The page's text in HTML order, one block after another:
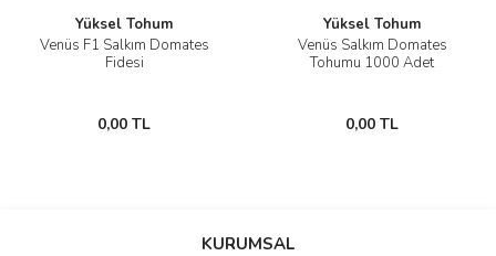
Yüksel Tohum
Venüs F1 Salkım Domates
Fidesi
0,00 TL
Yüksel Tohum
Venüs Salkım Domates
Tohumu 1000 Adet
0,00 TL
KURUMSAL